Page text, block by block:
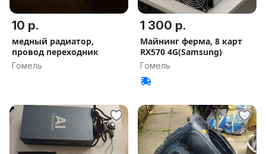
10 р.
медный радиатор,
провод переходник
Гомель
1 300 р.
Майнинг ферма, 8 карт
RX570 4G(Samsung)
Гомель